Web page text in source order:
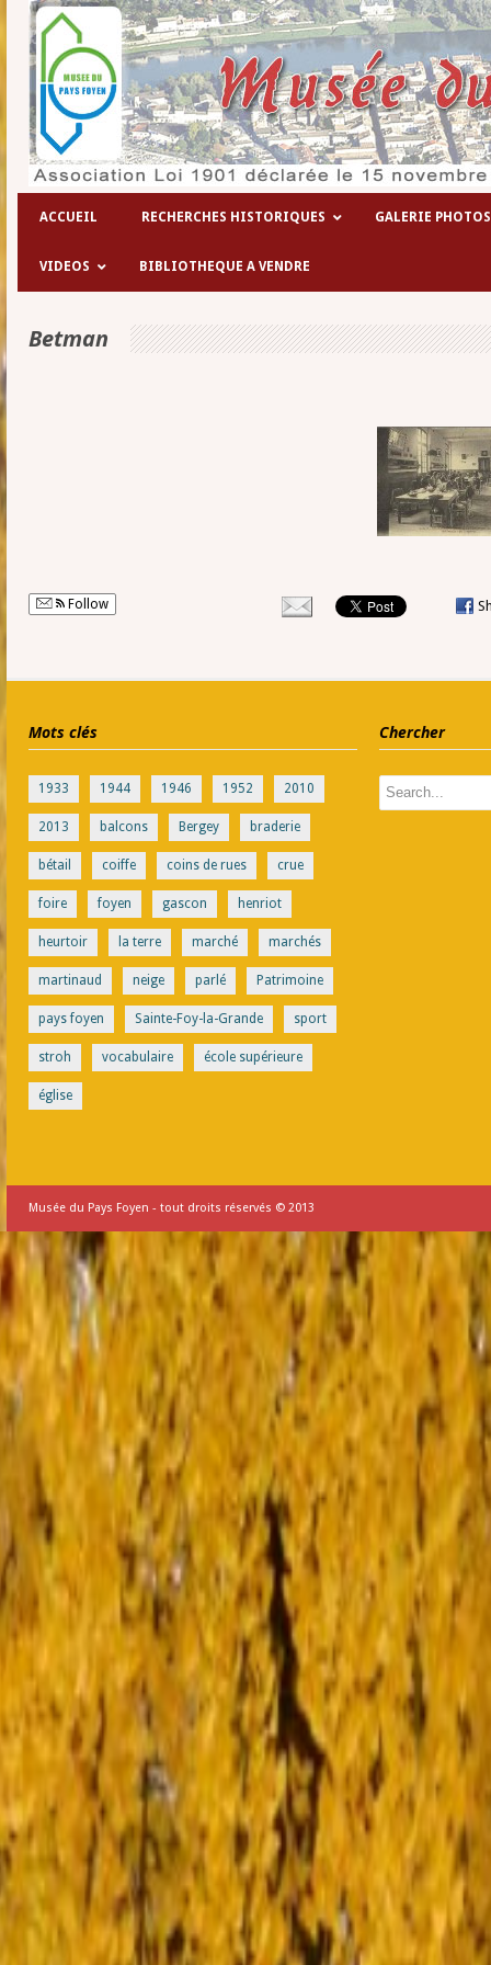
Les hôpitaux temporaires de la 1°
ACCUEIL RECHERCHES HISTORIQUES GALERIE PHOTOS
VIDEOS BIBLIOTHEQUE A VENDRE
Betman
Follow
Mots clés
1933 1944 1946 1952 2010
2013 balcons Bergey braderie
bétail coiffe coins de rues crue
foire foyen gascon henriot
heurtoir la terre marché marchés
martinaud neige parlé Patrimoine
pays foyen Sainte-Foy-la-Grande sport
stroh vocabulaire école supérieure
église
Chercher
Musée du Pays Foyen - tout droits réservés © 2013